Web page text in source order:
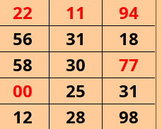
22 11
94
56 31
18
58 30
77
00 25
31
12 28
98